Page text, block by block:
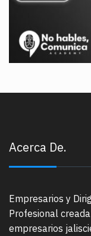
Acerca De.
Empresarios y
Profesional
empresarios